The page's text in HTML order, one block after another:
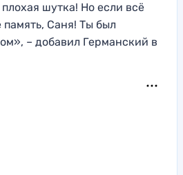
шутка! Но если всё
память, Саня! Ты был
– добавил Германский в